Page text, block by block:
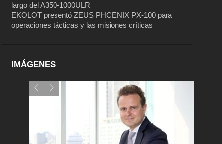
largo del A350-1000ULR
EKOLOT presentó ZEUS PHOENIX PX-100 para
operaciones tácticas y las misiones críticas
IMÁGENES